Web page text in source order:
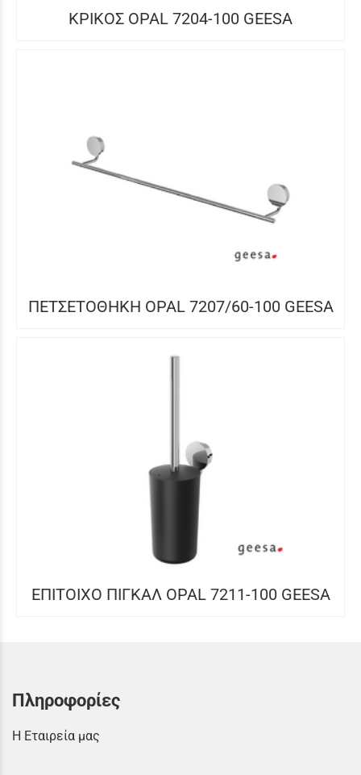
ΚΡΙΚΟΣ OPAL 7204-100 GEESA
ΠΕΤΣΕΤΟΘΗΚΗ OPAL 7207/60-100 GEESA
ΕΠΙΤΟΙΧΟ ΠΙΓΚΑΛ OPAL 7211-100 GEESA
Πληροφορίες
Η Εταιρεία μας